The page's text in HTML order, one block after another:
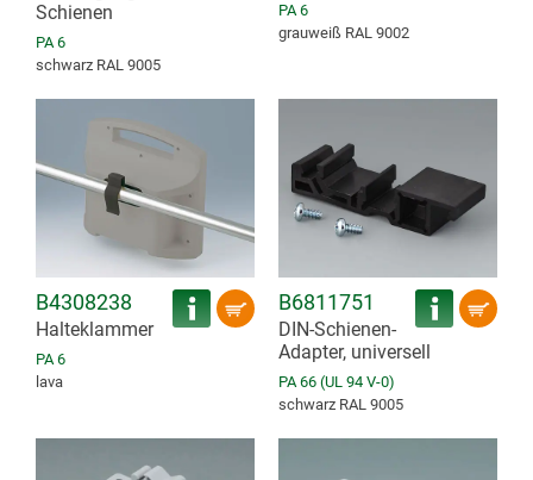
Schienen
PA 6
schwarz RAL 9005
PA 6
grauweiß RAL 9002
B4308238
Halteklammer
PA 6
lava
B6811751
DIN-Schienen-
Adapter, universell
PA 66 (UL 94 V-0)
schwarz RAL 9005